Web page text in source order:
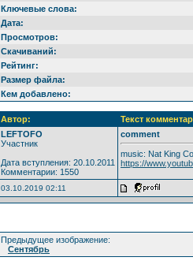
Ключевые слова:
Дата:
Просмотров:
Скачиваний:
Рейтинг:
Размер файла:
Кем добавлено:
Автор:
Текст
LEFTOFO
Участник
Дата вступления: 20.10.2011
Комментарии: 1550
comment
music: Nat King
https://
03.10.2019 02:11
Предыдущее изображение:
Сентябрь